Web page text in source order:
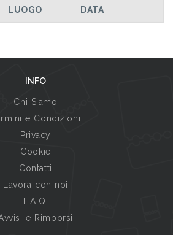
LUOGO DATA
INFO
Chi Siamo
e Condizioni
Privacy
Cookie
Contatti
Lavora con noi
F.A.Q.
e Rimborsi